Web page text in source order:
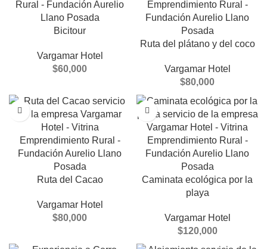
Bicitour
Vargamar Hotel
$60,000
Ruta del plátano y del coco
Vargamar Hotel
$80,000
Ruta del Cacao
Vargamar Hotel
$80,000
Caminata ecológica por la
playa
Vargamar Hotel
$120,000